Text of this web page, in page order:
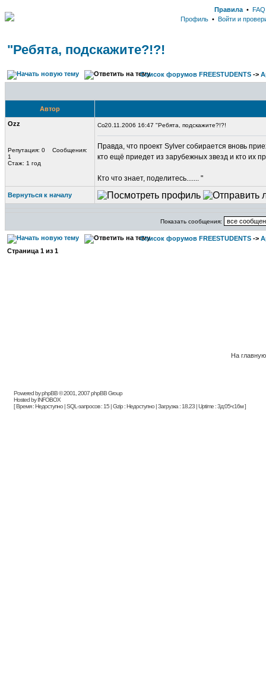
Правила • FAQ
Профиль • Войти и
"Ребята, подскажите?!?!
Список форумов FREESTUDENTS ->
Автор
Ozz
Репутация: 0 Сообщения:
1
Стаж: 1 год
20.11.2006 16:47 "Ребята, подскажите?!?!
Правда, что проект Sylver собирается вновь
кто ещё приедет из зарубежных звезд и кто их
Кто что знает, поделитесь....... "
Вернуться к началу
Показать сообщения:
Список форумов FREESTUDENTS ->
Страница 1 из 1
На
Powered by phpBB © 2001, 2007 phpBB Group
Hosted by INFOBOX
[ Время : Недоступно | SQL-запросов : 15 | Gzip : Недоступно | Загрузка : 18.23 | Uptime : 3д:05ч:16м ]